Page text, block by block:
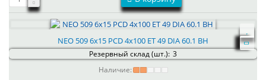
NEO 509 6x15 PCD 4x100 ET 49 DIA 60.1 BH
Резервный склад (шт.): 3
Наличие: